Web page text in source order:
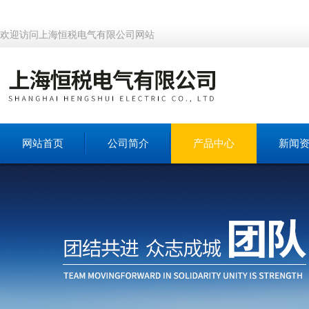
欢迎访问上海恒税电气有限公司网站
网站首页 公司简介 产品中心 新闻